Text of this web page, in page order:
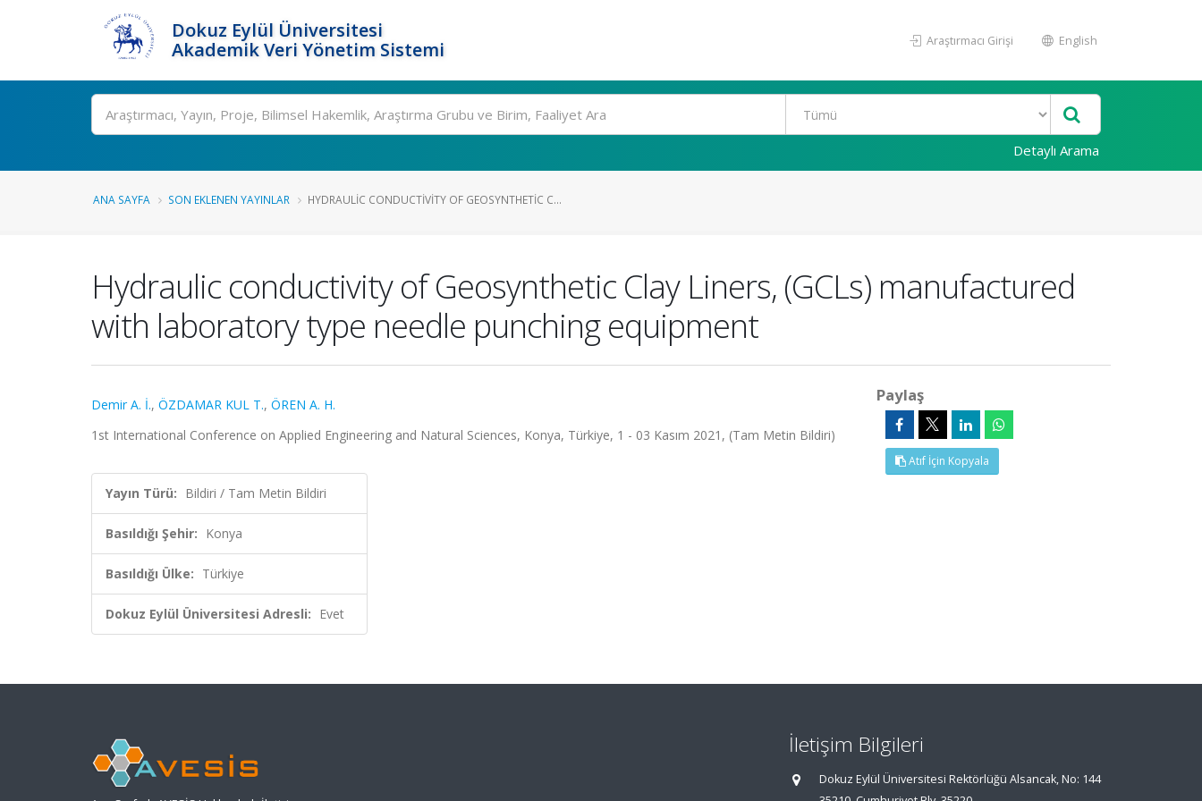
Dokuz Eylül Üniversitesi
Akademik Veri Yönetim Sistemi
Araştırmacı Girişi English
Ara
Detaylı Arama
ANA SAYFA SON EKLENEN YAYINLAR HYDRAULIC CONDUCTIVITY OF GEOSYNTHETIC C...
Hydraulic conductivity of Geosynthetic Clay Liners, (GCLs) manufactured
with laboratory type needle punching equipment
Demir A. İ., ÖZDAMAR KUL T., ÖREN A. H.
1st International Conference on Applied Engineering and Natural Sciences, Konya, Türkiye, 1 - 03 Kasım 2021, (Tam Metin Bildiri)
Yayın Türü: Bildiri / Tam Metin Bildiri
Basıldığı Şehir: Konya
Basıldığı Ülke: Türkiye
Dokuz Eylül Üniversitesi Adresli: Evet
Paylaş
Atıf İçin Kopyala
İletişim Bilgileri
Dokuz Eylül Üniversitesi Rektörlüğü Alsancak, No: 144